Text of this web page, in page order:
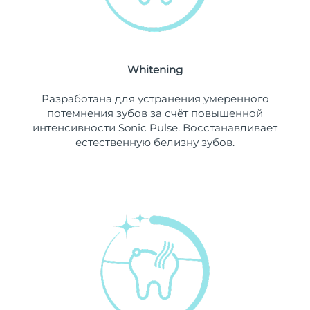
Whitening
Разработана для устранения умеренного
потемнения зубов за счёт повышенной
интенсивности Sonic Pulse. Восстанавливает
естественную белизну зубов.
Ожидаемая дата доставки
Люксембург
Ожидаемая дата доставки
8/9/26
Макао (САР)
Ожидаемая дата доставки
Ожидаемая дата доставки
Ожидаемая дата доставки
Ожидаемая дата доставки